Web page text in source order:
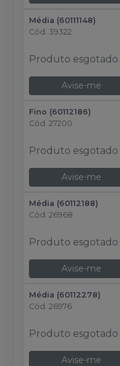
Média (60111148)
Cód. 39322
Produto esgotado
Avise-me
Fino (60112186)
Cód. 27200
Produto esgotado
Avise-me
Média (60112188)
Cód. 26968
Produto esgotado
Avise-me
Média (60112278)
Cód. 26976
Produto esgotado
Avise-me